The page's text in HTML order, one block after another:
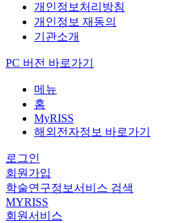
개인정보처리방침
개인정보 재동의
기관소개
PC 버전 바로가기
메뉴
홈
MyRISS
해외전자정보 바로가기
로그인
회원가입
학술연구정보서비스 검색
MYRISS
회원서비스